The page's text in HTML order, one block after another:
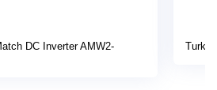
DC Inverter AMW2-